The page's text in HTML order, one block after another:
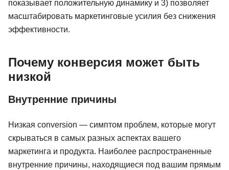
показывает положительную динамику и 3) позволяет
масштабировать маркетинговые усилия без снижения
эффективности.
Почему конверсия может быть
низкой
Внутренние причины
Низкая conversion — симптом проблем, которые могут
скрываться в самых разных аспектах вашего
маркетинга и продукта. Наиболее распространенные
внутренние причины, находящиеся под вашим прямым